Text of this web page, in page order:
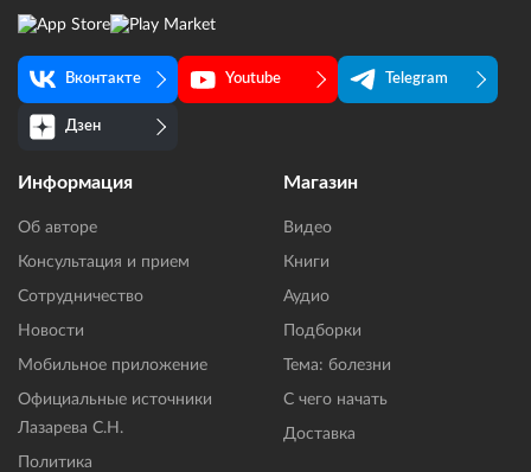
Вконтакте Youtube Telegram
Дзен
Информация
Об авторе
Консультация и прием
Сотрудничество
Новости
Мобильное приложение
Официальные источники
Лазарева С.Н.
Политика
Магазин
Видео
Книги
Аудио
Подборки
Тема: болезни
С чего начать
Доставка